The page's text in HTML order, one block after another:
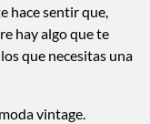
hace sentir que,
hay algo que te
que necesitas una
vintage.